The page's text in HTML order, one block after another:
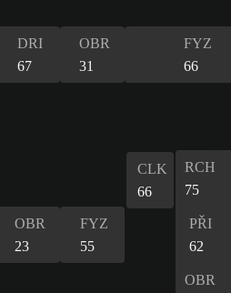
DRI
67
OBR
31
FYZ
66
OBR
23
FYZ
55
CLK
66
RCH
75
PŘI
62
OBR